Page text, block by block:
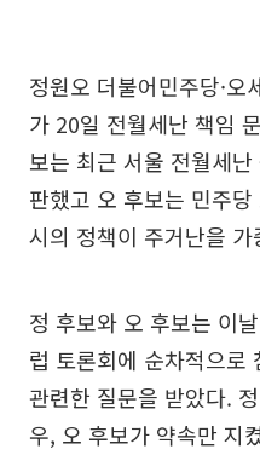
정원오 더불어민주당·
가 20일 전월세난 책임
보는 최근 서울 전월세
판했고 오 후보는 민주
시의 정책이 주거난을
정 후보와 오 후보는 이
럽 토론회에 순차적으로
관련한 질문을 받았다.
우, 오 후보가 약속만 지